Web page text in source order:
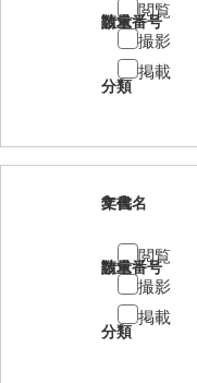
馬屋原家文書
梅村明文書
江浪家文書
恵良宏収集
相木家文書
大田家文書
請求番号
分類
数量
閲覧
撮影
掲載
3
文書名
請求番号
分類
年代
数量
閲覧
撮影
掲載